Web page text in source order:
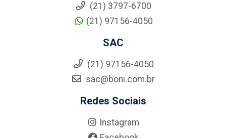
(21) 3797-6700
(21) 97156-4050
SAC
(21) 97156-4050
sac@boni.com.br
Redes Sociais
Instagram